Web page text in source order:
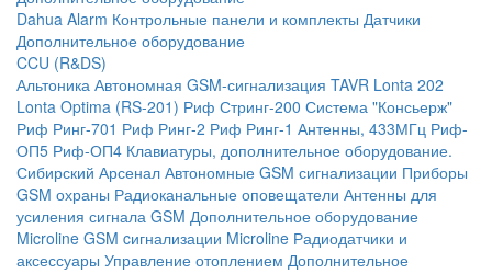
Dahua Alarm Контрольные панели и комплекты Датчики
Дополнительное оборудование
CCU (R&DS)
Альтоника Автономная GSM-сигнализация TAVR Lonta 202
Lonta Optima (RS-201) Риф Стринг-200 Система "Консьерж"
Риф Ринг-701 Риф Ринг-2 Риф Ринг-1 Антенны, 433МГц Риф-
ОП5 Риф-ОП4 Клавиатуры, дополнительное оборудование.
Сибирский Арсенал Автономные GSM сигнализации Приборы
GSM охраны Радиоканальные оповещатели Антенны для
усиления сигнала GSM Дополнительное оборудование
Microline GSM cигнализации Microline Радиодатчики и
аксессуары Управление отоплением Дополнительное